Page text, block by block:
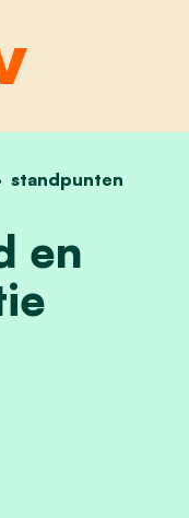
standpunten
en preventie
en